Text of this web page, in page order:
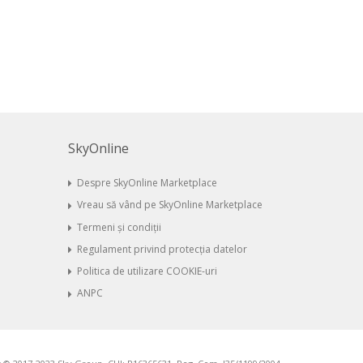
SkyOnline
Despre SkyOnline Marketplace
Vreau să vând pe SkyOnline Marketplace
Termeni și condiții
Regulament privind protecția datelor
Politica de utilizare COOKIE-uri
ANPC